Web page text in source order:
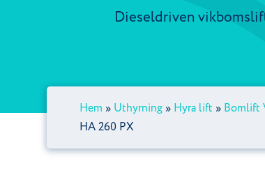
Dieseldriven
Hem » Uthyrning » Hyra lift » Bomlift
HA 260 PX